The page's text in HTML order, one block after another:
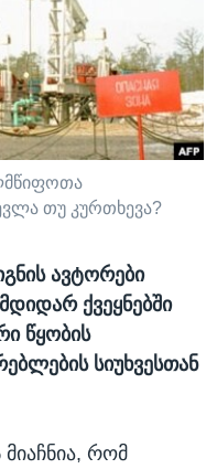
თუ კურთხევა?
ავტორები
ქვეყნებში
წყობის
სიუხვესთან
რომ